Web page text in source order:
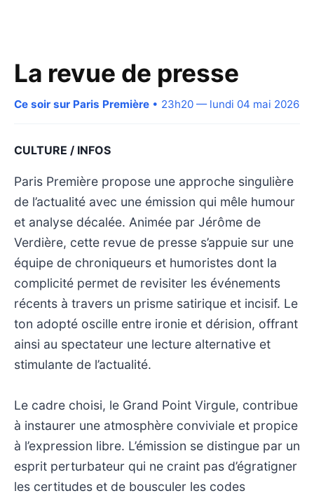
La revue de presse
Ce soir sur Paris Première • 23h20 — lundi 04 mai 2026
CULTURE / INFOS
Paris Première propose une approche singulière
de l’actualité avec une émission qui mêle humour
et analyse décalée. Animée par Jérôme de
Verdière, cette revue de presse s’appuie sur une
équipe de chroniqueurs et humoristes dont la
complicité permet de revisiter les événements
récents à travers un prisme satirique et incisif. Le
ton adopté oscille entre ironie et dérision, offrant
ainsi au spectateur une lecture alternative et
stimulante de l’actualité.
Le cadre choisi, le Grand Point Virgule, contribue
à instaurer une atmosphère conviviale et propice
à l’expression libre. L’émission se distingue par un
esprit perturbateur qui ne craint pas d’égratigner
les certitudes et de bousculer les codes